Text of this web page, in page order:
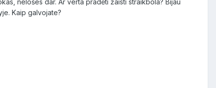
nelošes dar. Ar verta pradėti žaisti straikbola? Bijau
Kaip galvojate?